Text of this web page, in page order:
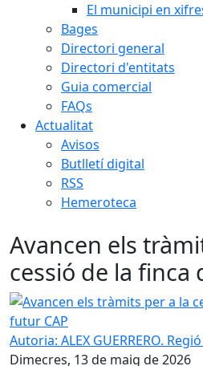
El municipi en
Bages
Directori general
Directori d'entitats
Guia comercial
FAQs
Actualitat
Avisos
Butlletí digital
RSS
Hemeroteca
Avancen els
cessió de la finca
Avancen els tràmits per a la
Autoria: ALEX GUERRERO.
Dimecres, 13 de maig de 2026